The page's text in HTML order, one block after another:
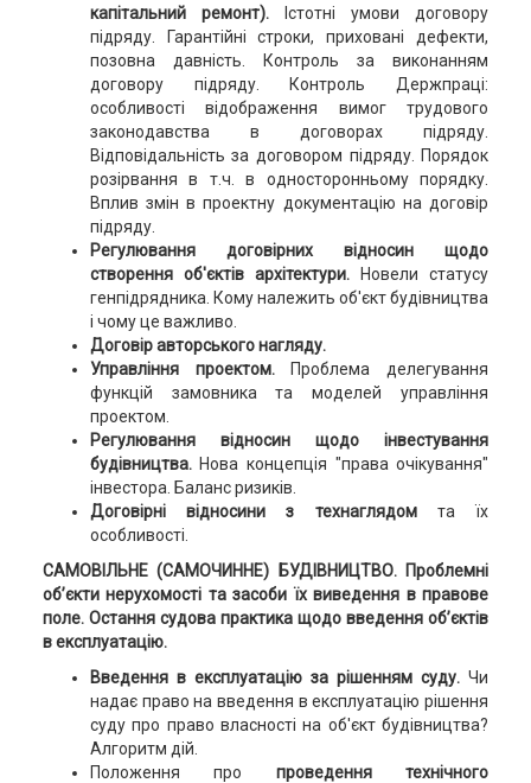
капітальний ремонт).
Істотні умови договору
підряду. Гарантійні строки, приховані дефекти,
позовна давність. Контроль за виконанням
договору підряду. Контроль Держпраці:
особливості відображення вимог трудового
законодавства в договорах підряду.
Відповідальність за договором підряду. Порядок
розірвання в т.ч. в односторонньому порядку.
Вплив змін в проектну документацію на договір
підряду.
Регулювання договірних відносин щодо
створення об'єктів архітектури.
Новели статусу
генпідрядника. Кому належить об'єкт будівництва
і чому це важливо.
Договір авторського нагляду.
Управління проектом.
Проблема делегування
функцій замовника та моделей управління
проектом.
Регулювання відносин щодо інвестування
будівництва. Нова концепція "права очікування"
інвестора. Баланс ризиків.
Договірні відносини з технаглядомта їх
особливості.
САМОВІЛЬНЕ (САМОЧИННЕ) БУДІВНИЦТВО. Проблемні
об’єкти нерухомості та засоби їх виведення в правове
поле. Остання судова практика щодо введення об’єктів
в експлуатацію.
Введення в експлуатацію за рішенням суду. Чи
надає право на введення в експлуатацію рішення
суду про право власності на об'єкт будівництва?
Алгоритм дій.
Положення про проведення технічного